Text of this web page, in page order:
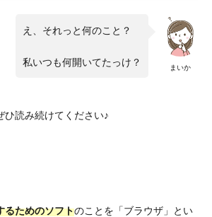
まいか
え、それっと何のこと？
私いつも何開いてたっけ？
ひ読み続けてください♪
るためのソフトのことを「ブラウザ」とい